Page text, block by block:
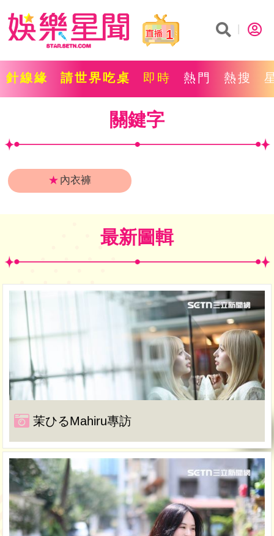
1
針線緣 請世界吃桌 即時 熱門 熱搜
關鍵字
★ 內衣褲
最新圖輯
茉ひるMahiru專訪